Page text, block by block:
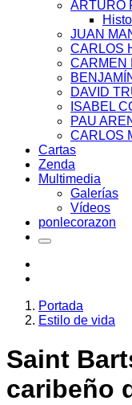
ARTURO
JUAN
CARLOS
CARMEN
DAVID
ISABEL
PAU
CARLOS
Cartas
Zenda
Multimedia
Galerías
Vídeos
ponlecorazon
Portada
Estilo de vida
Saint
caribeño